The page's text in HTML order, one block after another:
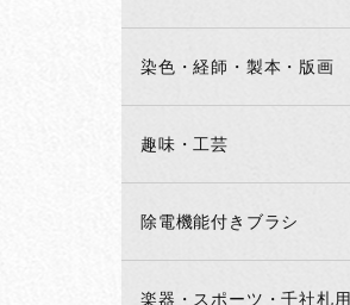
染色・経師・製本・版画
趣味・工芸
除電機能付きブラシ
楽器・スポーツ・千社札用